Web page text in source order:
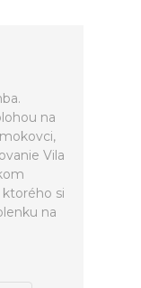
na
Vila
si
na